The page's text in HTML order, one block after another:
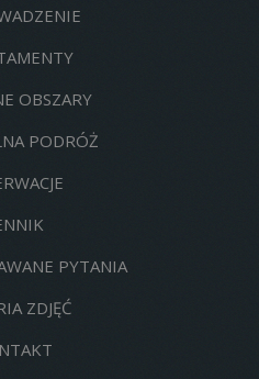
OBSZARY
PODRÓŻ
PYTANIA
ZDJĘĆ